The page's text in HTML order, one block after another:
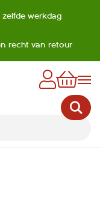
werkdag
recht van retour